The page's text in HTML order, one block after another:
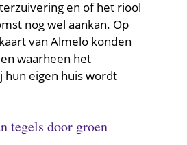
en of het riool
nog wel aankan. Op
van Almelo konden
waarheen het
hun eigen huis wordt
tegels door groen